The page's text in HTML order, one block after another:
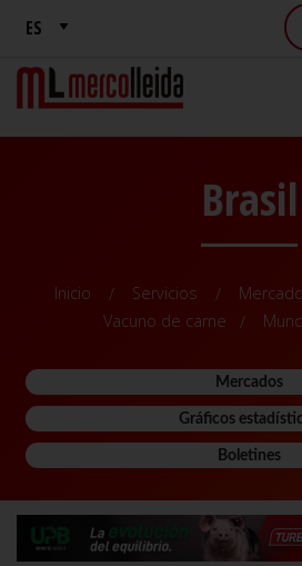
Brasil
Inicio Servicios
Vacuno de carne
Mercados
Gráficos
Boletines